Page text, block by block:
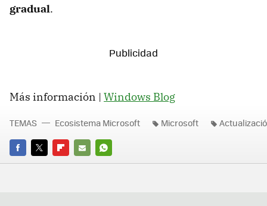
gradual.
Más información | Windows Blog
FACEBOOK
TWITTERFLIPBOARD
E-
WHATSAPP
TEMAS Ecosistema Microsoft Microsoft